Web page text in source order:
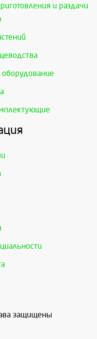
и раздачи
оборудование
защищены